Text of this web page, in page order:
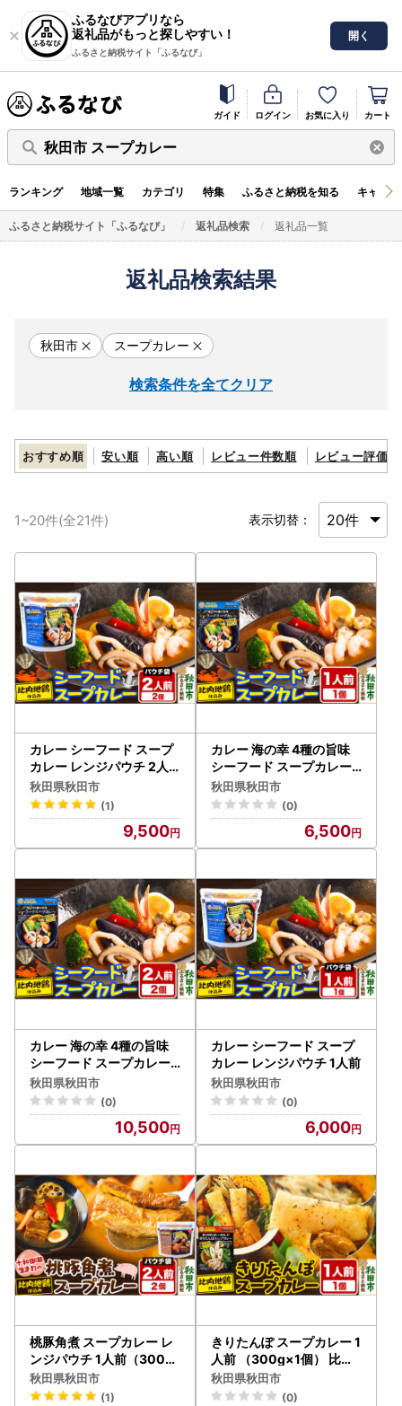
ふるなびアプリなら
返礼品がもっと探しやすい！
ふるさと納税サイト「ふるなび」
開く
ガイド ログイン お気に入り カート
秋田市 スープカレー
ランキング 地域一覧 カテゴリ 特集 ふるさと納税を知る キャン
ふるさと納税サイト「ふるなび」 返礼品検索 返礼品一覧
返礼品検索結果
秋田市 スープカレー
検索条件を全てクリア
おすすめ順 安い順 高い順 レビュー件数順 レビュー評価順
1~20件(全21件) 表示切替：
カレー シーフード スープ
カレー レンジパウチ 2人
前 2個
秋田県秋田市
(1)
9,500
カレー 海の幸 4種の旨味
シーフード スープカレー 1
人前
秋田県秋田市
(0)
6,500
カレー 海の幸 4種の旨味
シーフード スープカレー
2人前 2個
秋田県秋田市
(0)
10,500
カレー シーフード スープ
カレー レンジパウチ 1人前
秋田県秋田市
(0)
6,000
桃豚角煮 スープカレー レ
ンジパウチ 1人前（300g
）×2個 比内地鶏 仕込み
秋田県秋田市
(1)
きりたんぽ スープカレー 1
人前 （300g×1個） 比内
地鶏 仕込み 秋田名物 郷土
料理
秋田県秋田市
(0)